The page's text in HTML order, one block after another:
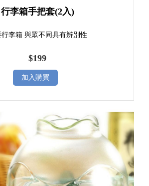
行李箱手把套(2入)
行李箱 與眾不同具有辨別性
$199
加入購買